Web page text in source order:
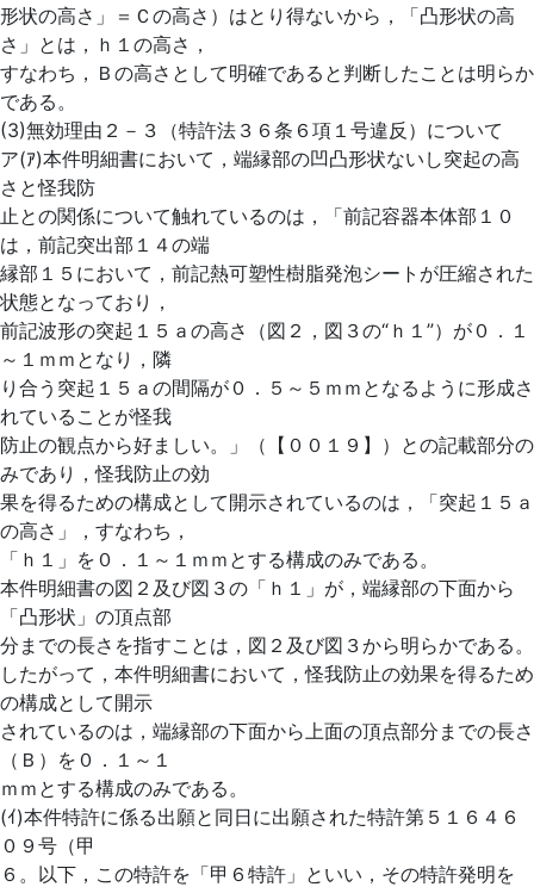
形状の高さ」＝Ｃの高さ）はとり得ないから，「凸形状の高
さ」とは，ｈ１の高さ，
すなわち，Ｂの高さとして明確であると判断したことは明らか
である。
(3)無効理由２－３（特許法３６条６項１号違反）について
ア(ｱ)本件明細書において，端縁部の凹凸形状ないし突起の高
さと怪我防
止との関係について触れているのは，「前記容器本体部１０
は，前記突出部１４の端
縁部１５において，前記熱可塑性樹脂発泡シートが圧縮された
状態となっており，
前記波形の突起１５ａの高さ（図２，図３の“ｈ１”）が０．１
～１ｍｍとなり，隣
り合う突起１５ａの間隔が０．５～５ｍｍとなるように形成さ
れていることが怪我
防止の観点から好ましい。」（【００１９】）との記載部分の
みであり，怪我防止の効
果を得るための構成として開示されているのは，「突起１５ａ
の高さ」，すなわち，
「ｈ１」を０．１～１ｍｍとする構成のみである。
本件明細書の図２及び図３の「ｈ１」が，端縁部の下面から
「凸形状」の頂点部
分までの長さを指すことは，図２及び図３から明らかである。
したがって，本件明細書において，怪我防止の効果を得るため
の構成として開示
されているのは，端縁部の下面から上面の頂点部分までの長さ
（Ｂ）を０．１～１
ｍｍとする構成のみである。
(ｲ)本件特許に係る出願と同日に出願された特許第５１６４６
０９号（甲
６。以下，この特許を「甲６特許」といい，その特許発明を